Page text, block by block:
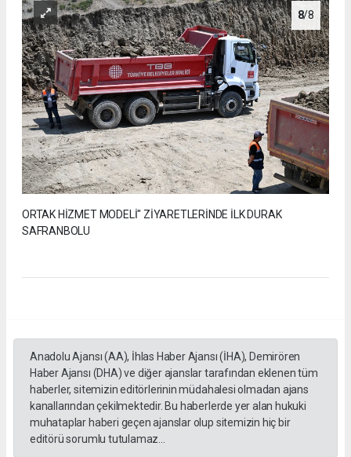
8/8
ORTAK HİZMET MODELİ" ZİYARETLERİNDE İLK DURAK
SAFRANBOLU
Anadolu Ajansı (AA), İhlas Haber Ajansı (İHA), Demirören
Haber Ajansı (DHA) ve diğer ajanslar tarafından eklenen tüm
haberler, sitemizin editörlerinin müdahalesi olmadan ajans
kanallarından çekilmektedir. Bu haberlerde yer alan hukuki
muhataplar haberi geçen ajanslar olup sitemizin hiç bir
editörü sorumlu tutulamaz...